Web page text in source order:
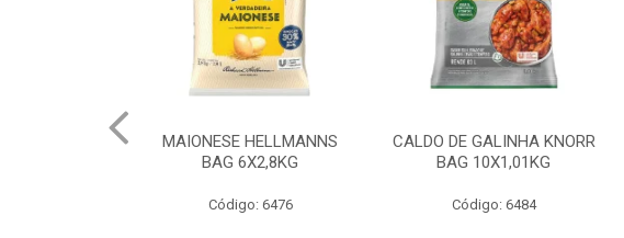
MAIONESE HELLMANNS
BAG 6X2,8KG
Código: 6476
CALDO DE GALINHA KNORR
BAG 10X1,01KG
Código: 6484